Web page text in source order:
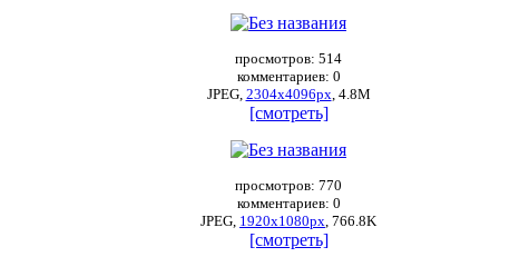
просмотров: 514
комментариев: 0
JPEG, 2304x4096px, 4.8М
[смотреть]
просмотров: 770
комментариев: 0
JPEG, 1920x1080px, 766.8K
[смотреть]